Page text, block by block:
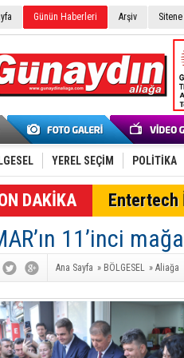
Günün Haberleri Arşiv
YEREL SEÇİM POLİTİKA
Entertech
11’inci
Ana Sayfa » BÖLGESEL » Aliağa